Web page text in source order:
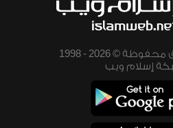
جميع الحقوق محفوظة © 2026 - 1998
إسلام ويب